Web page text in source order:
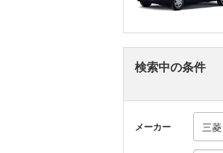
検索中の条件
メーカー